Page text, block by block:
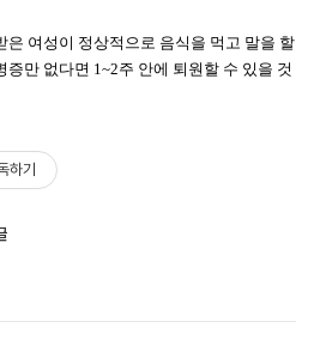
은 여성이 정상적으로 음식을 먹고 말을 할
만 없다면 1~2주 안에 퇴원할 수 있을 것
하기